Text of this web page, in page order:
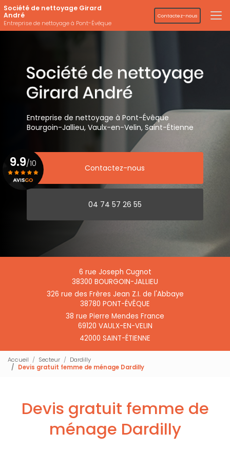
Aller
au
contenu
principal
Société de nettoyage Girard
André
Entreprise de nettoyage à Pont-Évêque
Contactez-nous
Entreprise de nettoyage à Pont-Évêque
Bourgoin-Jallieu, Vaulx-en-Velin, Saint-Étienne
Contactez-nous
04 74 57 26 55
6 rue Joseph Cugnot
38300 BOURGOIN-JALLIEU
326 rue des Frères Jean Z.I. de l'Abbaye
38780 PONT-ÉVÊQUE
38 rue Pierre Mendes France
69120 VAULX-EN-VELIN
42000 SAINT-ÉTIENNE
9.9/10
Accueil Secteur
Dardilly
Devis gratuit femme de ménage Dardilly
Devis gratuit femme de
ménage Dardilly